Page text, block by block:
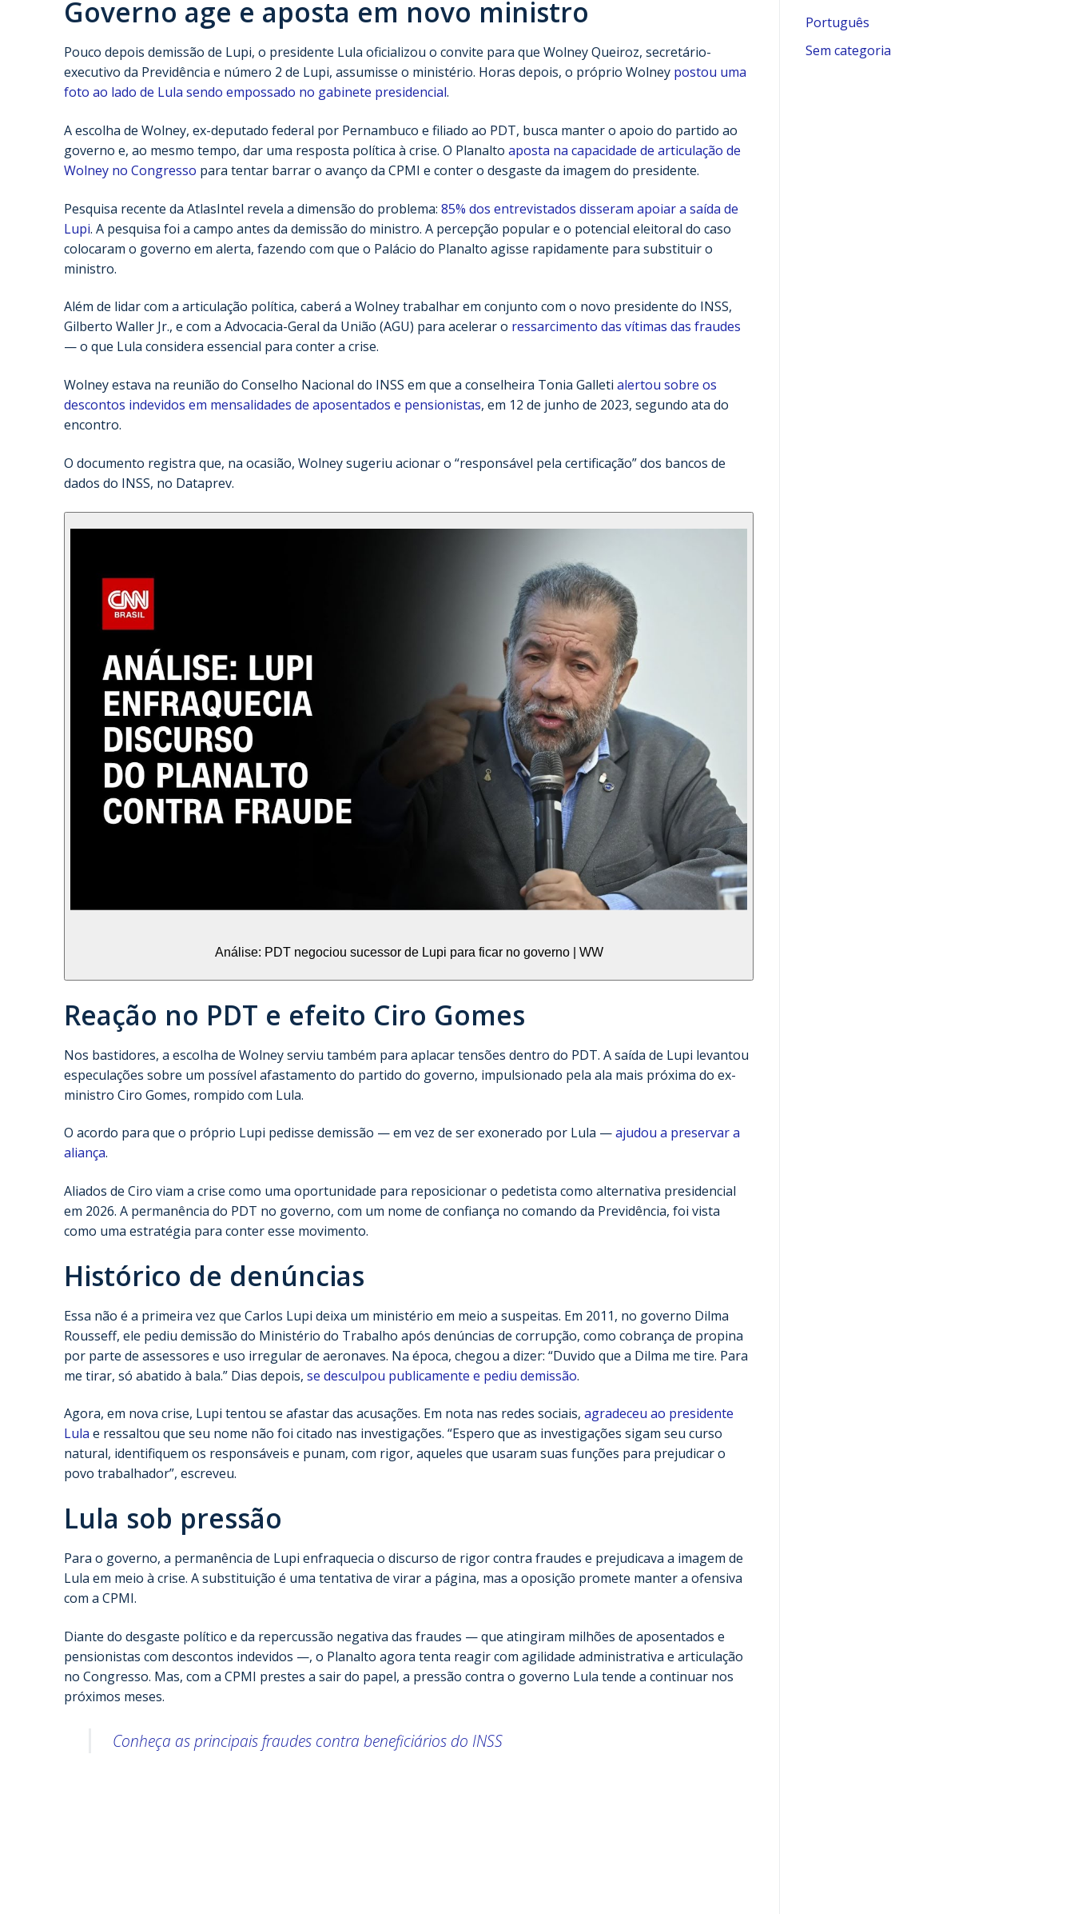
Governo age e aposta em novo ministro
Pouco depois demissão de Lupi, o presidente Lula oficializou o convite para que Wolney Queiroz, secretário-
executivo da Previdência e número 2 de Lupi, assumisse o ministério. Horas depois, o próprio Wolney postou uma
foto ao lado de Lula sendo empossado no gabinete presidencial.
A escolha de Wolney, ex-deputado federal por Pernambuco e filiado ao PDT, busca manter o apoio do partido ao
governo e, ao mesmo tempo, dar uma resposta política à crise. O Planalto aposta na capacidade de articulação de
Wolney no Congresso para tentar barrar o avanço da CPMI e conter o desgaste da imagem do presidente.
Pesquisa recente da AtlasIntel revela a dimensão do problema: 85% dos entrevistados disseram apoiar a saída de
Lupi. A pesquisa foi a campo antes da demissão do ministro. A percepção popular e o potencial eleitoral do caso
colocaram o governo em alerta, fazendo com que o Palácio do Planalto agisse rapidamente para substituir o
ministro.
Além de lidar com a articulação política, caberá a Wolney trabalhar em conjunto com o novo presidente do INSS,
Gilberto Waller Jr., e com a Advocacia-Geral da União (AGU) para acelerar o ressarcimento das vítimas das fraudes
— o que Lula considera essencial para conter a crise.
Wolney estava na reunião do Conselho Nacional do INSS em que a conselheira Tonia Galleti alertou sobre os
descontos indevidos em mensalidades de aposentados e pensionistas, em 12 de junho de 2023, segundo ata do
encontro.
O documento registra que, na ocasião, Wolney sugeriu acionar o “responsável pela certificação” dos bancos de
dados do INSS, no Dataprev.
Análise: PDT negociou sucessor de Lupi para ficar no governo | WW
Reação no PDT e efeito Ciro Gomes
Nos bastidores, a escolha de Wolney serviu também para aplacar tensões dentro do PDT. A saída de Lupi levantou
especulações sobre um possível afastamento do partido do governo, impulsionado pela ala mais próxima do ex-
ministro Ciro Gomes, rompido com Lula.
O acordo para que o próprio Lupi pedisse demissão — em vez de ser exonerado por Lula —ajudou a preservar a
aliança.
Aliados de Ciro viam a crise como uma oportunidade para reposicionar o pedetista como alternativa presidencial
em 2026. A permanência do PDT no governo, com um nome de confiança no comando da Previdência, foi vista
como uma estratégia para conter esse movimento.
Histórico de denúncias
Essa não é a primeira vez que Carlos Lupi deixa um ministério em meio a suspeitas. Em 2011, no governo Dilma
Rousseff, ele pediu demissão do Ministério do Trabalho após denúncias de corrupção, como cobrança de propina
por parte de assessores e uso irregular de aeronaves. Na época, chegou a dizer: “Duvido que a Dilma me tire. Para
me tirar, só abatido à bala.” Dias depois, se desculpou publicamente e pediu demissão.
Agora, em nova crise, Lupi tentou se afastar das acusações. Em nota nas redes sociais, agradeceu ao presidente
Lula e ressaltou que seu nome não foi citado nas investigações. “Espero que as investigações sigam seu curso
natural, identifiquem os responsáveis e punam, com rigor, aqueles que usaram suas funções para prejudicar o
povo trabalhador”, escreveu.
Lula sob pressão
Para o governo, a permanência de Lupi enfraquecia o discurso de rigor contra fraudes e prejudicava a imagem de
Lula em meio à crise. A substituição é uma tentativa de virar a página, mas a oposição promete manter a ofensiva
com a CPMI.
Diante do desgaste político e da repercussão negativa das fraudes — que atingiram milhões de aposentados e
pensionistas com descontos indevidos —, o Planalto agora tenta reagir com agilidade administrativa e articulação
no Congresso. Mas, com a CPMI prestes a sair do papel, a pressão contra o governo Lula tende a continuar nos
próximos meses.
Conheça as principais fraudes contra beneficiários do INSS
Português
Sem categoria